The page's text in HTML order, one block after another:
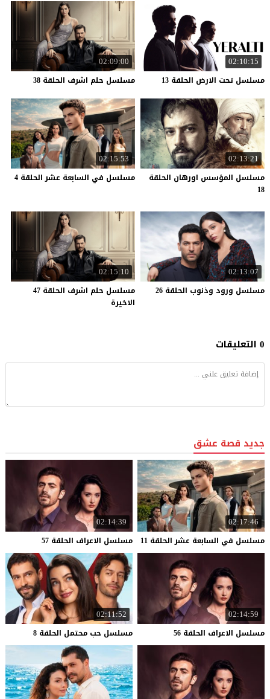
02:10:15
مسلسل تحت الارض الحلقة 13
02:09:00
مسلسل حلم اشرف الحلقة 38
02:13:21
مسلسل المؤسس اورهان الحلقة
18
02:15:53
مسلسل في السابعة عشر الحلقة 4
02:13:07
مسلسل ورود وذنوب الحلقة 26
02:15:10
مسلسل حلم اشرف الحلقة 47
الاخيرة
0 التعليقات
جديد قصة عشق
02:17:46
مسلسل في السابعة عشر الحلقة 11
02:14:39
مسلسل الاعراف الحلقة 57
02:14:59
مسلسل الاعراف الحلقة 56
02:11:52
مسلسل حب محتمل الحلقة 8